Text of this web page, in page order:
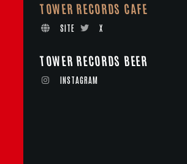
TOWER RECORDS CAFE
SITE X
TOWER RECORDS BEER
INSTAGRAM